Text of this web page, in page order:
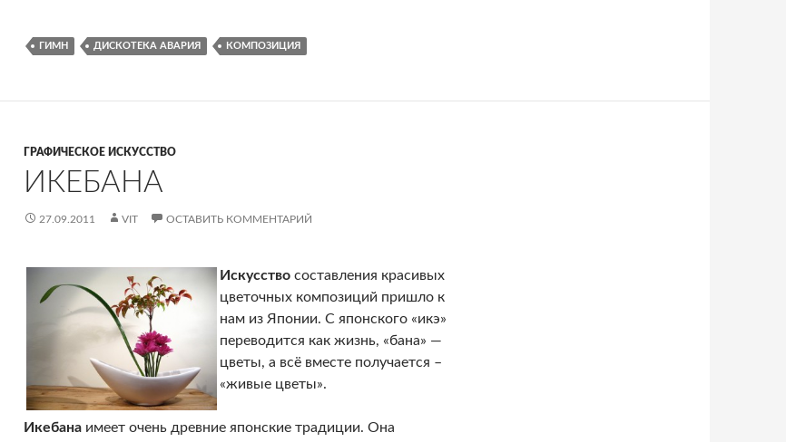
ГИМН ДИСКОТЕКА АВАРИЯ КОМПОЗИЦИЯ
ГРАФИЧЕСКОЕ ИСКУССТВО
ИКЕБАНА
27.09.2011 VIT ОСТАВИТЬ КОММЕНТАРИЙ
Искусство составления красивых
цветочных композиций пришло к
нам из Японии. С японского «икэ»
переводится как жизнь, «бана» —
цветы, а всё вместе получается –
«живые цветы».
Икебана имеет очень древние японские традиции. Она